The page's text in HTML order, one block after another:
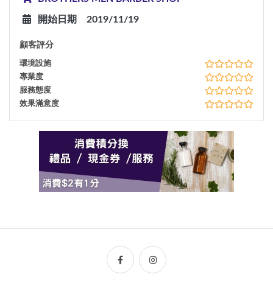
開始日期 2019/11/19
顧客評分
環境設施
專業度
服務態度
效果滿意度